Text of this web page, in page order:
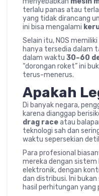
terlalu panas atau
yang tidak dirancang
ini bisa mengalami
Selain itu, NOS
hanya tersedia dalam
dalam waktu 30–60
“dorongan roket” ini
terus-menerus.
Apakah
Di banyak negara,
karena dianggap
drag raceatau
teknologi sah dan
waktu sepersekian
Para profesional
mereka dengan sistem
elektronik, dengan
dan distribusi. Ini
hasil perhitungan yang